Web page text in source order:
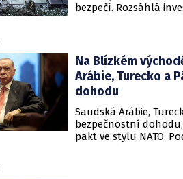
bezpečí. Rozsáhlá
Na Blízkém
Arábie, Turecko a
dohodu
Saudská Arábie,
bezpečnostní
pakt ve stylu NATO.